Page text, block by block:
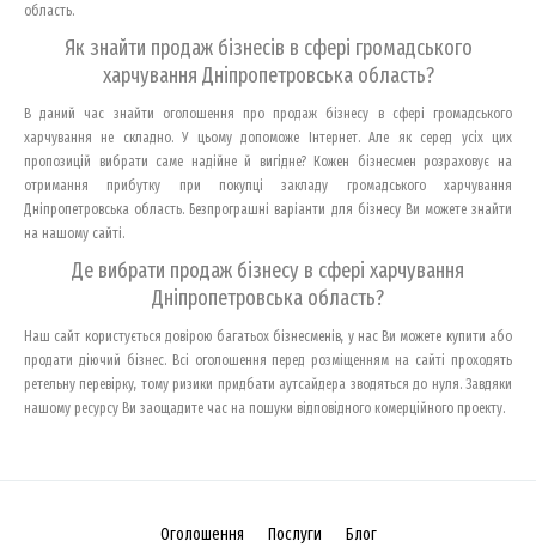
область.
Як знайти продаж бізнесів в сфері громадського
харчування Дніпропетровська область?
В даний час знайти оголошення про продаж бізнесу в сфері громадського
харчування не складно. У цьому допоможе Інтернет. Але як серед усіх цих
пропозицій вибрати саме надійне й вигідне? Кожен бізнесмен розраховує на
отримання прибутку при покупці закладу громадського харчування
Дніпропетровська область. Безпрограшні варіанти для бізнесу Ви можете знайти
на нашому сайті.
Де вибрати продаж бізнесу в сфері харчування
Дніпропетровська область?
Наш сайт користується довірою багатьох бізнесменів, у нас Ви можете купити або
продати діючий бізнес. Всі оголошення перед розміщенням на сайті проходять
ретельну перевірку, тому ризики придбати аутсайдера зводяться до нуля. Завдяки
нашому ресурсу Ви заощадите час на пошуки відповідного комерційного проекту.
Оголошення Послуги Блог